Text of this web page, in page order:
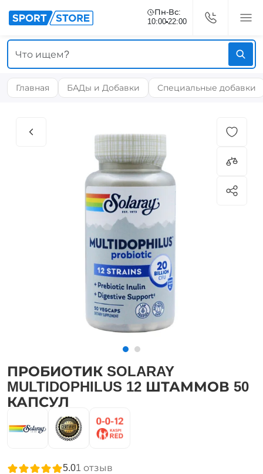
Пн-Вс:
10:00 22:00
Главная БАДы и Добавки Специальные добавки
ПРОБИОТИК SOLARAY
MULTIDOPHILUS 12 ШТАММОВ 50
КАПСУЛ
5.01 отзыв